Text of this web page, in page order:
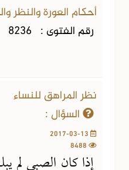
أحكام العورة والنظر
رقم الفتوى : 8236
نظر المراهق للنساء
السؤال :
إذا كان الصبي لم